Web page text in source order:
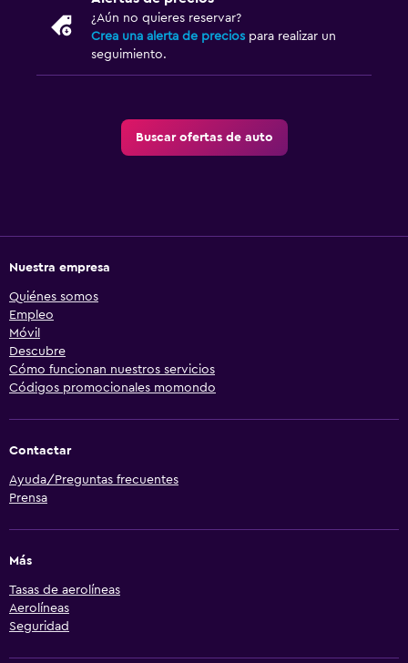
¿Aún no quieres reservar?
Crea una alerta de precios para realizar un
seguimiento.
Buscar ofertas de auto
Nuestra empresa
Quiénes somos
Empleo
Móvil
Descubre
Cómo funcionan nuestros servicios
Códigos promocionales momondo
Contactar
Ayuda/Preguntas frecuentes
Prensa
Más
Tasas de aerolíneas
Aerolíneas
Seguridad